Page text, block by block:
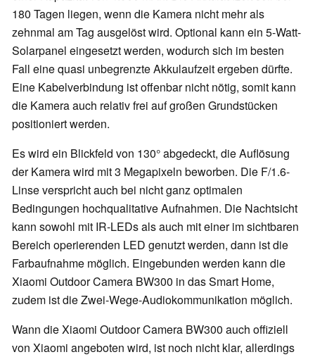
180 Tagen liegen, wenn die Kamera nicht mehr als
zehnmal am Tag ausgelöst wird. Optional kann ein 5-Watt-
Solarpanel eingesetzt werden, wodurch sich im besten
Fall eine quasi unbegrenzte Akkulaufzeit ergeben dürfte.
Eine Kabelverbindung ist offenbar nicht nötig, somit kann
die Kamera auch relativ frei auf großen Grundstücken
positioniert werden.
Es wird ein Blickfeld von 130° abgedeckt, die Auflösung
der Kamera wird mit 3 Megapixeln beworben. Die F/1.6-
Linse verspricht auch bei nicht ganz optimalen
Bedingungen hochqualitative Aufnahmen. Die Nachtsicht
kann sowohl mit IR-LEDs als auch mit einer im sichtbaren
Bereich operierenden LED genutzt werden, dann ist die
Farbaufnahme möglich. Eingebunden werden kann die
Xiaomi Outdoor Camera BW300 in das Smart Home,
zudem ist die Zwei-Wege-Audiokommunikation möglich.
Wann die Xiaomi Outdoor Camera BW300 auch offiziell
von Xiaomi angeboten wird, ist noch nicht klar, allerdings